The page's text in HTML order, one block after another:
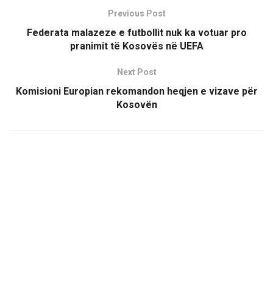
Previous Post
Federata malazeze e futbollit nuk ka votuar pro
pranimit të Kosovës në UEFA
Next Post
Komisioni Europian rekomandon heqjen e vizave për
Kosovën